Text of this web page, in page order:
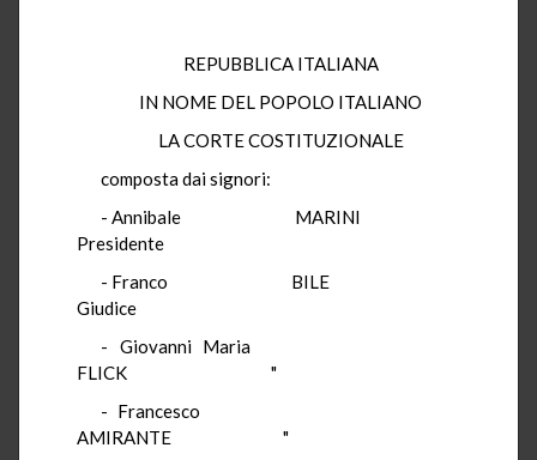
REPUBBLICA ITALIANA
IN NOME DEL POPOLO ITALIANO
LA CORTE COSTITUZIONALE
composta dai signori:
- Annibale MARINI
Presidente
- Franco BILE
Giudice
- Giovanni Maria
FLICK "
- Francesco
AMIRANTE "